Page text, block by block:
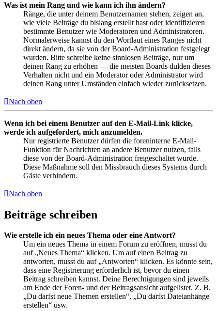
Was ist mein Rang und wie kann ich ihn ändern?
Ränge, die unter deinem Benutzernamen stehen, zeigen an,
wie viele Beiträge du bislang erstellt hast oder identifizieren
bestimmte Benutzer wie Moderatoren und Administratoren.
Normalerweise kannst du den Wortlaut eines Ranges nicht
direkt ändern, da sie von der Board-Administration festgelegt
wurden. Bitte schreibe keine sinnlosen Beiträge, nur um
deinen Rang zu erhöhen — die meisten Boards dulden dieses
Verhalten nicht und ein Moderator oder Administrator wird
deinen Rang unter Umständen einfach wieder zurücksetzen.
Nach oben
Wenn ich bei einem Benutzer auf den E-Mail-Link klicke,
werde ich aufgefordert, mich anzumelden.
Nur registrierte Benutzer dürfen die foreninterne E-Mail-
Funktion für Nachrichten an andere Benutzer nutzen, falls
diese von der Board-Administration freigeschaltet wurde.
Diese Maßnahme soll den Missbrauch dieses Systems durch
Gäste verhindern.
Nach oben
Beiträge schreiben
Wie erstelle ich ein neues Thema oder eine Antwort?
Um ein neues Thema in einem Forum zu eröffnen, musst du
auf „Neues Thema“ klicken. Um auf einen Beitrag zu
antworten, musst du auf „Antworten“ klicken. Es könnte sein,
dass eine Registrierung erforderlich ist, bevor du einen
Beitrag schreiben kannst. Deine Berechtigungen sind jeweils
am Ende der Foren- und der Beitragsansicht aufgelistet. Z. B.
„Du darfst neue Themen erstellen“, „Du darfst Dateianhänge
erstellen“ usw.